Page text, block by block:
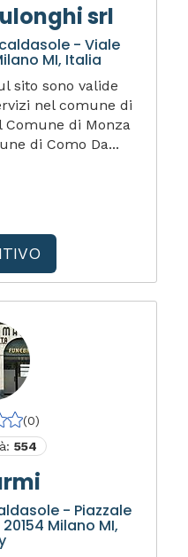
srl
- Viale
MI, Italia
sito sono valide
nel comune di
Comune di Monza
di Como Da...
(0)
554
- Piazzale
Milano MI,